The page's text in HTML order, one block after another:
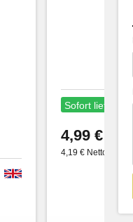
Sofort lieferbar
4,99 €
4,19 € Netto